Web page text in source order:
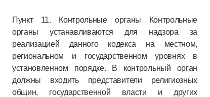
Пункт 11. Контрольные органы Контрольные
органы устанавливаются для надзора за
реализацией данного кодекса на местном,
региональном и государственном уровнях в
установленном порядке. В контрольный орган
должны входить представители религиозных
общин, государственной власти и других